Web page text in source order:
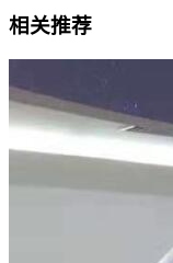
相关推荐